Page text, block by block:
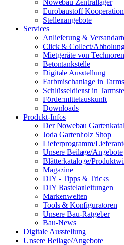
Nowebau Zentrallager
Eurobaustoff Kooperation
Stellenangebote
Services
Anlieferung &
Click & Collect/Abholung
Mietgeräte von
Betontankstelle
Digitale Ausstellung
Farbmischanlage in
Schlüsseldienst in
Fördermittelauskunft
Downloads
Produkt-Infos
Der Nowebau
Joda Gartenholz Shop
Lieferprogramm/
Unsere Beilage/Angebote
Blätterkataloge/
Magazine
DIY - Tipps & Tricks
DIY Bastelanleitungen
Markenwelten
Tools & Konfiguratoren
Unsere Bau-Ratgeber
Bau-News
Digitale Ausstellung
Unsere Beilage/Angebote